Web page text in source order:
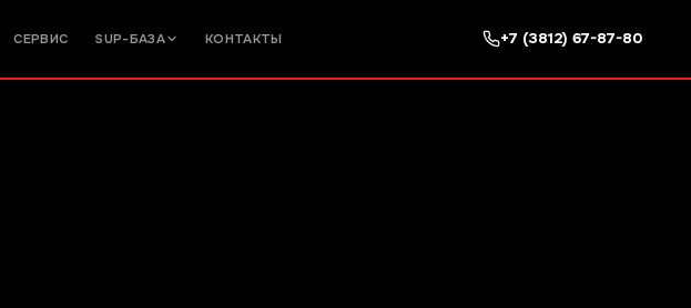
СЕРВИС SUP-БАЗА КОНТАКТЫ +7 (3812) 67-87-80